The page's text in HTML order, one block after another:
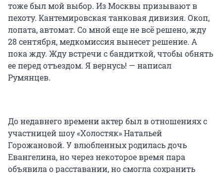
тоже был мой выбор. Из Москвы призывают в
пехоту. Кантемировская танковая дивизия. Окоп,
лопата, автомат. Со мной еще не всё решено, жду
28 сентября, медкомиссия вынесет решение. А
пока жду. Жду встречи с бандиткой, чтобы обнять
ее перед отъездом. Я вернусь! — написал
Румянцев.
До недавнего времени актер был в отношениях с
участницей шоу «Холостяк» Натальей
Горожановой. У влюбленных родилась дочь
Евангелина, но через некоторое время пара
объявила о расставании, но смогла сохранить